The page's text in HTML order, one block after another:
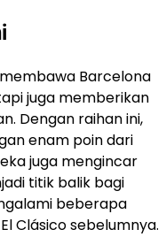
​Barcelona
juga memberikan
Dengan raihan ini,
enam poin dari
juga mengincar
titik balik bagi
beberapa
Clásico sebelumnya.